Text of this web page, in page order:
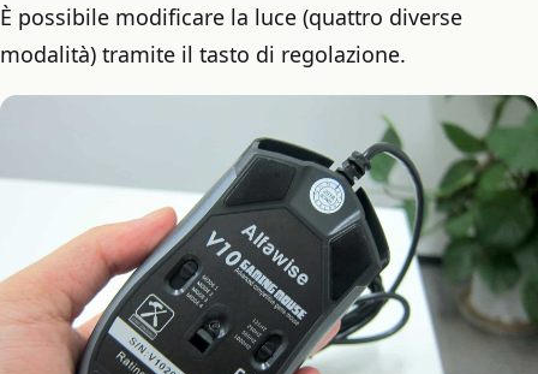
È possibile modificare la luce (quattro diverse
modalità) tramite il tasto di regolazione.